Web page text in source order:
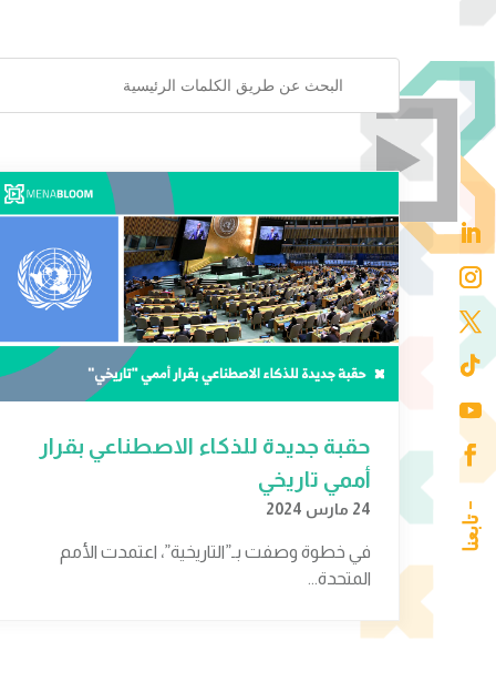
حقبة جديدة للذكاء الاصطناعي بقرار
أممي تاريخي
24 مارس 2024
في خطوة وصفت بـ”التاريخية”، اعتمدت الأمم
المتحدة...